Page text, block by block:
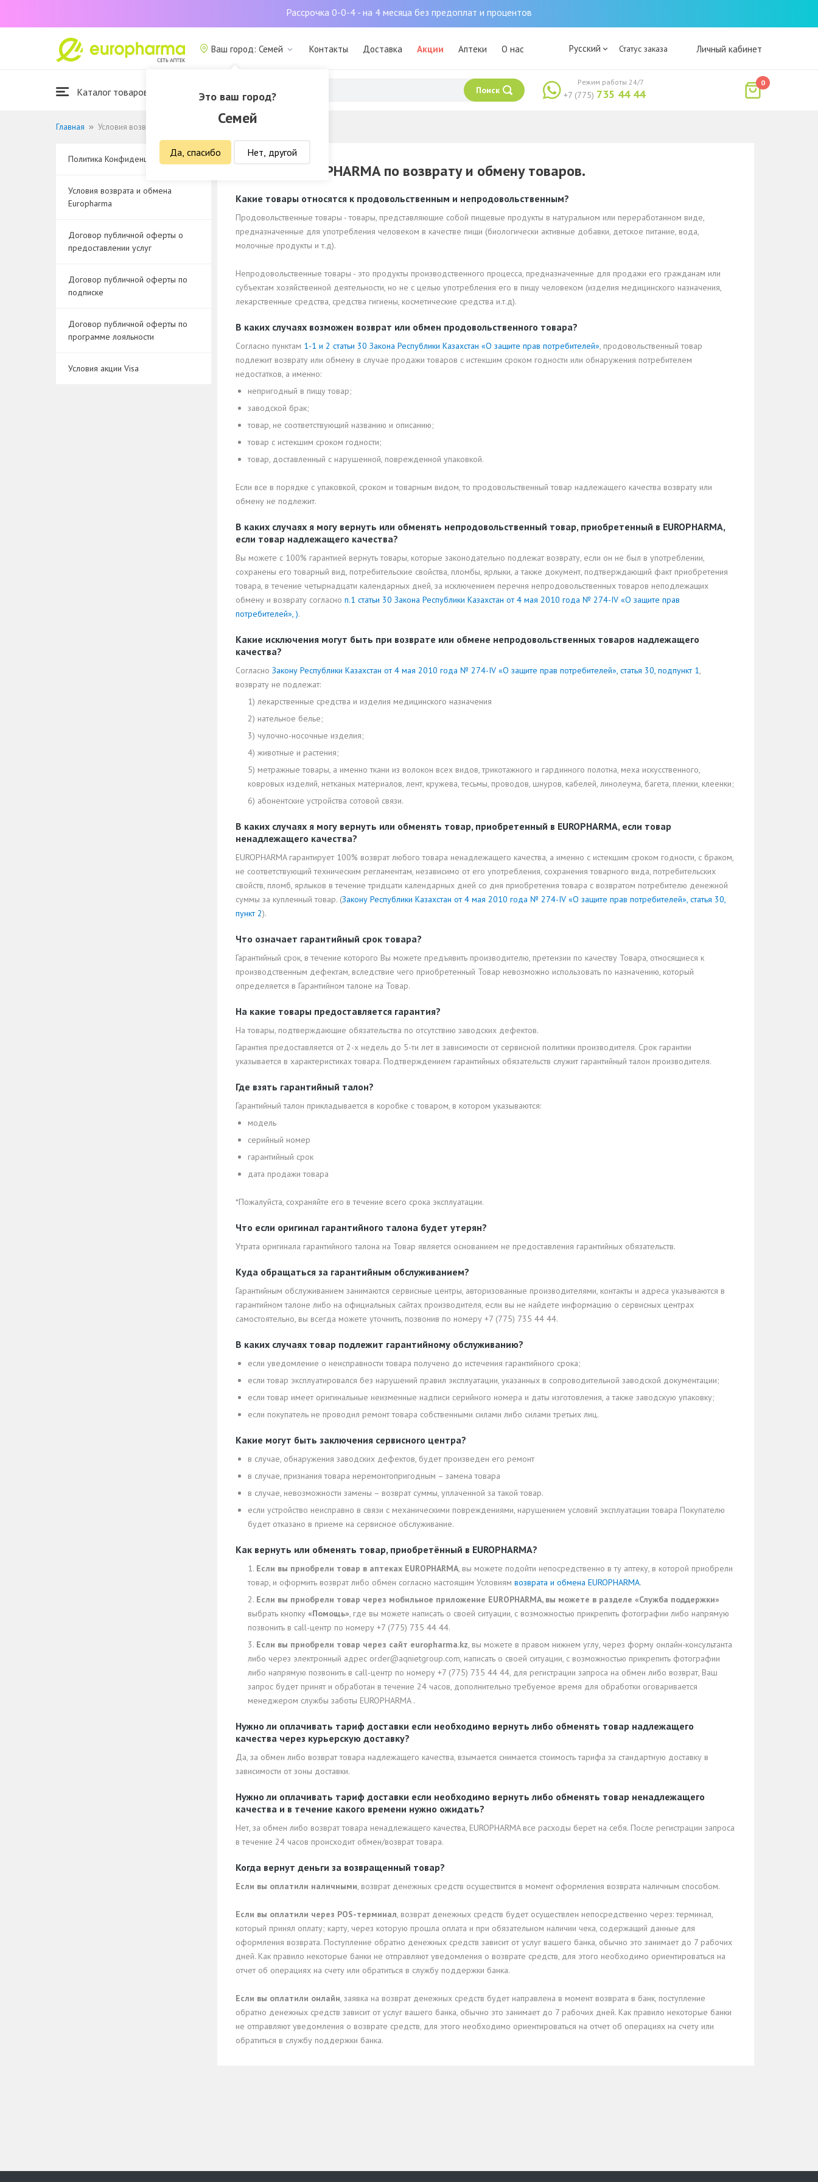
Рассрочка 0-0-4 - на 4 месяца без предоплат и процентов
Ваш город: Семей
Это ваш город?
Семей
Да, спасибо Нет, другой
Контакты Доставка Акции Аптеки О нас Русский Статус заказа Личный кабинет
Каталог товаров Поиск +7 (775) 735 44 44
Режим работы 24/7 0
Главная Условия возврата и обмена Europharma
Политика Конфиденциальности
Условия возврата и обмена
Europharma
Договор публичной оферты о
предоставлении услуг
Договор публичной оферты по
подписке
Договор публичной оферты по
программе лояльности
Условия акции Visa
Условия EUROPHARMA по возврату и обмену товаров.
Какие товары относятся к продовольственным и непродовольственным?
Продовольственные товары - товары, представляющие собой пищевые продукты в натуральном или переработанном виде,
предназначенные для употребления человеком в качестве пищи (биологически активные добавки, детское питание, вода,
молочные продукты и т.д).
Непродовольственные товары - это продукты производственного процесса, предназначенные для продажи его гражданам или
субъектам хозяйственной деятельности, но не с целью употребления его в пищу человеком (изделия медицинского назначения,
лекарственные средства, средства гигиены, косметические средства и.т.д).
В каких случаях возможен возврат или обмен продовольственного товара?
Согласно пунктам 1-1 и 2 статьи 30 Закона Республики Казахстан «О защите прав потребителей», продовольственный товар
подлежит возврату или обмену в случае продажи товаров с истекшим сроком годности или обнаружения потребителем
недостатков, а именно:
непригодный в пищу товар;
заводской брак;
товар, не соответствующий названию и описанию;
товар с истекшим сроком годности;
товар, доставленный с нарушенной, поврежденной упаковкой.
Если все в порядке с упаковкой, сроком и товарным видом, то продовольственный товар надлежащего качества возврату или
обмену не подлежит.
В каких случаях я могу вернуть или обменять непродовольственный товар, приобретенный в EUROPHARMA,
если товар надлежащего качества?
Вы можете с 100% гарантией вернуть товары, которые законодательно подлежат возврату, если он не был в употреблении,
сохранены его товарный вид, потребительские свойства, пломбы, ярлыки, а также документ, подтверждающий факт приобретения
товара, в течение четырнадцати календарных дней, за исключением перечня непродовольственных товаров неподлежащих
обмену и возврату согласноп.1 статьи 30 Закона Республики Казахстан от 4 мая 2010 года № 274-IV «О защите прав
потребителей», ).
Какие исключения могут быть при возврате или обмене непродовольственных товаров надлежащего
качества?
СогласноЗакону Республики Казахстан от 4 мая 2010 года № 274-IV «О защите прав потребителей», статья 30, подпункт 1,
возврату не подлежат:
1) лекарственные средства и изделия медицинского назначения
2) нательное белье;
3) чулочно-носочные изделия;
4) животные и растения;
5) метражные товары, а именно ткани из волокон всех видов, трикотажного и гардинного полотна, меха искусственного,
ковровых изделий, нетканых материалов, лент, кружева, тесьмы, проводов, шнуров, кабелей, линолеума, багета, пленки, клеенки;
6) абонентские устройства сотовой связи.
В каких случаях я могу вернуть или обменять товар, приобретенный в EUROPHARMA, если товар
ненадлежащего качества?
EUROPHARMA гарантирует 100% возврат любого товара ненадлежащего качества, а именно с истекшим сроком годности, с браком,
не соответствующий техническим регламентам, независимо от его употребления, сохранения товарного вида, потребительских
свойств, пломб, ярлыков в течение тридцати календарных дней со дня приобретения товара с возвратом потребителю денежной
суммы за купленный товар. (Закону Республики Казахстан от 4 мая 2010 года № 274-IV «О защите прав потребителей», статья 30,
пункт 2).
Что означает гарантийный срок товара?
Гарантийный срок, в течение которого Вы можете предъявить производителю, претензии по качеству Товара, относящиеся к
производственным дефектам, вследствие чего приобретенный Товар невозможно использовать по назначению, который
определяется в Гарантийном талоне на Товар.
На какие товары предоставляется гарантия?
На товары, подтверждающие обязательства по отсутствию заводских дефектов.
Гарантия предоставляется от 2-х недель до 5-ти лет в зависимости от сервисной политики производителя. Срок гарантии
указывается в характеристиках товара. Подтверждением гарантийных обязательств служит гарантийный талон производителя.
Где взять гарантийный талон?
Гарантийный талон прикладывается в коробке с товаром, в котором указываются:
модель
серийный номер
гарантийный срок
дата продажи товара
*Пожалуйста, сохраняйте его в течение всего срока эксплуатации.
Что если оригинал гарантийного талона будет утерян?
Утрата оригинала гарантийного талона на Товар является основанием не предоставления гарантийных обязательств.
Куда обращаться за гарантийным обслуживанием?
Гарантийным обслуживанием занимаются сервисные центры, авторизованные производителями, контакты и адреса указываются в
гарантийном талоне либо на официальных сайтах производителя, если вы не найдете информацию о сервисных центрах
самостоятельно, вы всегда можете уточнить, позвонив по номеру +7 (775) 735 44 44.
В каких случаях товар подлежит гарантийному обслуживанию?
если уведомление о неисправности товара получено до истечения гарантийного срока;
если товар эксплуатировался без нарушений правил эксплуатации, указанных в сопроводительной заводской документации;
если товар имеет оригинальные неизменные надписи серийного номера и даты изготовления, а также заводскую упаковку;
если покупатель не проводил ремонт товара собственными силами либо силами третьих лиц.
Какие могут быть заключения сервисного центра?
в случае, обнаружения заводских дефектов, будет произведен его ремонт
в случае, признания товара неремонтопригодным – замена товара
в случае, невозможности замены – возврат суммы, уплаченной за такой товар.
если устройство неисправно в связи с механическими повреждениями, нарушением условий эксплуатации товара Покупателю
будет отказано в приеме на сервисное обслуживание.
Как вернуть или обменять товар, приобретённый в EUROPHARMA?
1. Если вы приобрели товар в аптеках EUROPHARMA, вы можете подойти непосредственно в ту аптеку, в которой приобрели
товар, и оформить возврат либо обмен согласно настоящим Условиямвозврата и обмена EUROPHARMA.
2. Если вы приобрели товар через мобильное приложение EUROPHARMA, вы можете в разделе «Служба поддержки»
выбрать кнопку«Помощь», где вы можете написать о своей ситуации, с возможностью прикрепить фотографии либо напрямую
позвонить в call-центр по номеру +7 (775) 735 44 44.
3. Если вы приобрели товар через сайт europharma.kz, вы можете в правом нижнем углу, через форму онлайн-консультанта
либо через электронный адрес order@aqnietgroup.com, написать о своей ситуации, с возможностью прикрепить фотографии
либо напрямую позвонить в call-центр по номеру +7 (775) 735 44 44, для регистрации запроса на обмен либо возврат, Ваш
запрос будет принят и обработан в течение 24 часов, дополнительно требуемое время для обработки оговаривается
менеджером службы заботы EUROPHARMA .
Нужно ли оплачивать тариф доставки если необходимо вернуть либо обменять товар надлежащего
качества через курьерскую доставку?
Да, за обмен либо возврат товара надлежащего качества, взымается снимается стоимость тарифа за стандартную доставку в
зависимости от зоны доставки.
Нужно ли оплачивать тариф доставки если необходимо вернуть либо обменять товар ненадлежащего
качества и в течение какого времени нужно ожидать?
Нет, за обмен либо возврат товара ненадлежащего качества, EUROPHARMA все расходы берет на себя. После регистрации запроса
в течение 24 часов происходит обмен/возврат товара.
Когда вернут деньги за возвращенный товар?
Если вы оплатили наличными, возврат денежных средств осуществится в момент оформления возврата наличным способом.
Если вы оплатили через POS-терминал, возврат денежных средств будет осуществлен непосредственно через: терминал,
который принял оплату; карту, через которую прошла оплата и при обязательном наличии чека, содержащий данные для
оформления возврата. Поступление обратно денежных средств зависит от услуг вашего банка, обычно это занимает до 7 рабочих
дней. Как правило некоторые банки не отправляют уведомления о возврате средств, для этого необходимо ориентироваться на
отчет об операциях на счету или обратиться в службу поддержки банка.
Если вы оплатили онлайн, заявка на возврат денежных средств будет направлена в момент возврата в банк, поступление
обратно денежных средств зависит от услуг вашего банка, обычно это занимает до 7 рабочих дней. Как правило некоторые банки
не отправляют уведомления о возврате средств, для этого необходимо ориентироваться на отчет об операциях на счету или
обратиться в службу поддержки банка.